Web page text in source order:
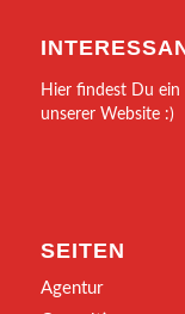
Hier findest Du ein
unserer Website :)
SEITEN
Agentur